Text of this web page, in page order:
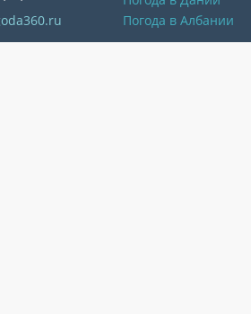
Погода в Албании